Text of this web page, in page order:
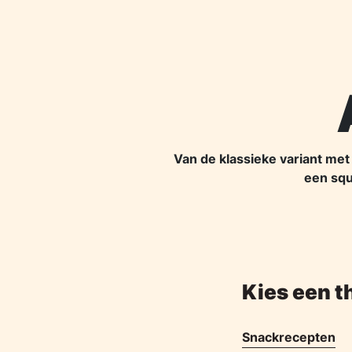
Van de klassieke variant
een
Kies een
Snackrecepten